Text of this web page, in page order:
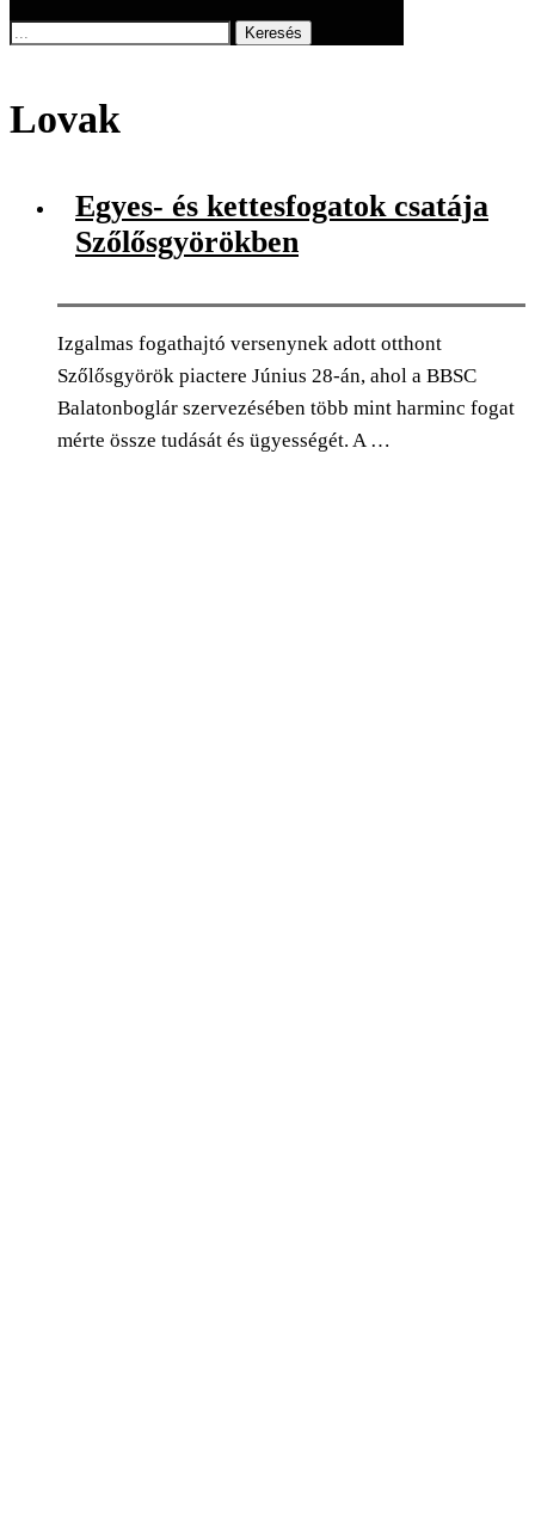
Keresés
Lovak
Egyes- és kettesfogatok csatája
Szőlősgyörökben
Izgalmas fogathajtó versenynek adott otthont
Szőlősgyörök piactere Június 28-án, ahol a BBSC
Balatonboglár szervezésében több mint harminc fogat
mérte össze tudását és ügyességét. A …